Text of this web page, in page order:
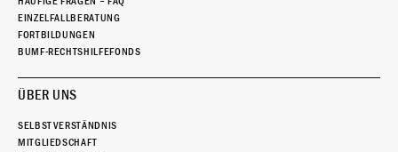
EINZELFALLBERATUNG
FORTBILDUNGEN
BUMF-RECHTSHILFEFONDS
ÜBER UNS
SELBSTVERSTÄNDNIS
MITGLIEDSCHAFT